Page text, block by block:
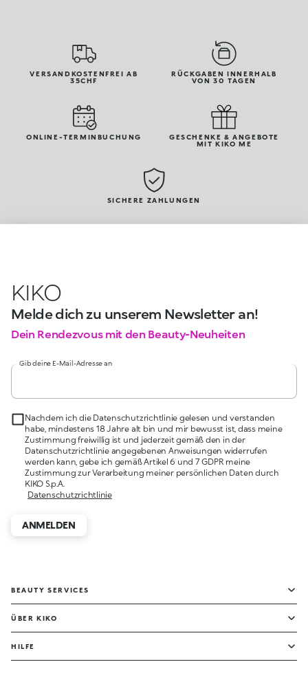
VERSANDKOSTENFREI AB
35CHF
RÜCKGABEN INNERHALB
VON 30 TAGEN
ONLINE-TERMINBUCHUNG
GESCHENKE & ANGEBOTE
MIT KIKO ME
SICHERE ZAHLUNGEN
KIKO
Melde dich zu unserem Newsletter an!
Dein Rendezvous mit den Beauty-Neuheiten
Gib deine E-Mail-Adresse an
Nachdem ich die Datenschutzrichtlinie gelesen und verstanden
habe, mindestens 18 Jahre alt bin und mir bewusst ist, dass meine
Zustimmung freiwillig ist und jederzeit gemäß den in der
Datenschutzrichtlinie angegebenen Anweisungen widerrufen
werden kann, gebe ich gemäß Artikel 6 und 7 GDPR meine
Zustimmung zur Verarbeitung meiner persönlichen Daten durch
KIKO S.p.A.
Datenschutzrichtlinie
ANMELDEN
BEAUTY SERVICES
ÜBER KIKO
HILFE